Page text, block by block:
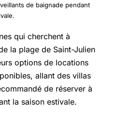
de baignade pendant
qui cherchent à
la plage de Saint-Julien
options de locations
allant des villas
de réserver à
la saison estivale.